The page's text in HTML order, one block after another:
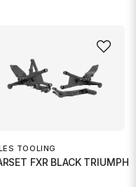
TOOLING
FXR BLACK TRIUMPH